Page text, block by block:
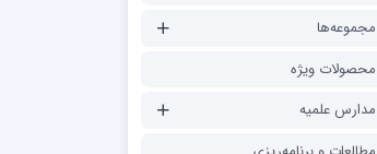
مجموعه‌ها
محصولات ویژه
مدارس علمیه